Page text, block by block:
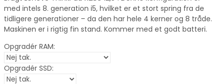
med intels 8. generation i5, hvilket er et stort spring fra de
tidligere generationer – da den har hele 4 kerner og 8 tråde.
Maskinen er i rigtig fin stand. Kommer med et godt batteri.
Opgradér RAM:
Opgradér SSD: